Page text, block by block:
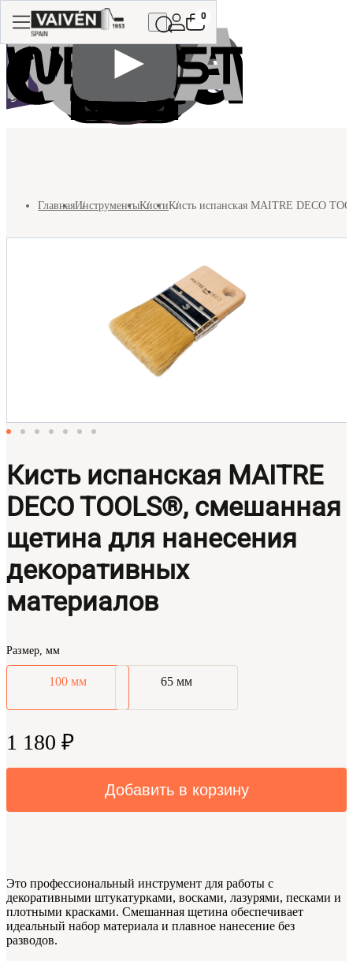
0
ГлавнаяИнструментыКистиКисть испанская MAITRE DECO
Кисть испанская MAITRE
DECO TOOLS®, смешанная
щетина для нанесения
декоративных
материалов
Размер, мм
100 мм 65 мм
1 180 ₽
Добавить в корзину
Это профессиональный инструмент для работы с
декоративными штукатурками, восками, лазурями, песками и
плотными красками. Смешанная щетина обеспечивает
идеальный набор материала и плавное нанесение без
разводов.